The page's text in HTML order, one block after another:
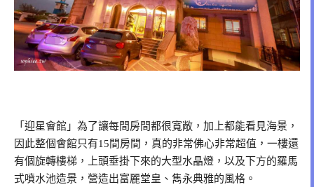
「迎星會館」為了讓每間房間都很寬敞，加上都能看見海景，
因此整個會館只有15間房間，真的非常佛心非常超值，一樓還
有個旋轉樓梯，上頭垂掛下來的大型水晶燈，以及下方的羅馬
式噴水池造景，營造出富麗堂皇、雋永典雅的風格。